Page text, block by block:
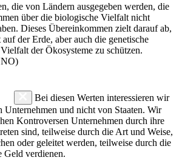
die von Ländern ausgegeben werden, die
über die biologische Vielfalt nicht
Dieses Übereinkommen zielt darauf ab,
der Erde, aber auch die genetische
der Ökosysteme zu schützen.
Bei diesen Werten interessieren wir
Unternehmen und nicht von Staaten. Wir
Kontroversen Unternehmen durch ihre
sind, teilweise durch die Art und Weise,
oder geleitet werden, teilweise durch die
Geld verdienen.